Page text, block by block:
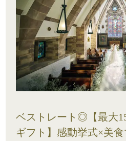
ベストレート◎【最大
ギフト】感動挙式×美